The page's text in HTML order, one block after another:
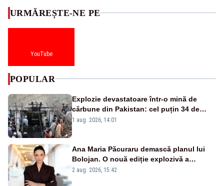
URMĂREȘTE-NE PE
YouTube
POPULAR
Explozie devastatoare într-o mină de
cărbune din Pakistan: cel puțin 34 de
morți - VIDEO
1 aug. 2026, 14:01
Ana Maria Păcuraru demască planul lui
Bolojan. O nouă ediție explozivă a
emisiunii „Miza Zilei” la Realitatea PLUS
2 aug. 2026, 15:42